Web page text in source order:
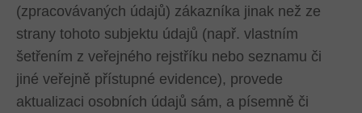
(zpracovávaných údajů) zákazníka jinak než ze
strany tohoto subjektu údajů (např. vlastním
šetřením z veřejného rejstříku nebo seznamu či
jiné veřejně přístupné evidence), provede
aktualizaci osobních údajů sám, a písemně či